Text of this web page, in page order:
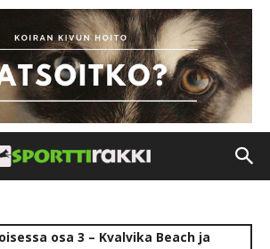
osa 3 – Kvalvika Beach ja